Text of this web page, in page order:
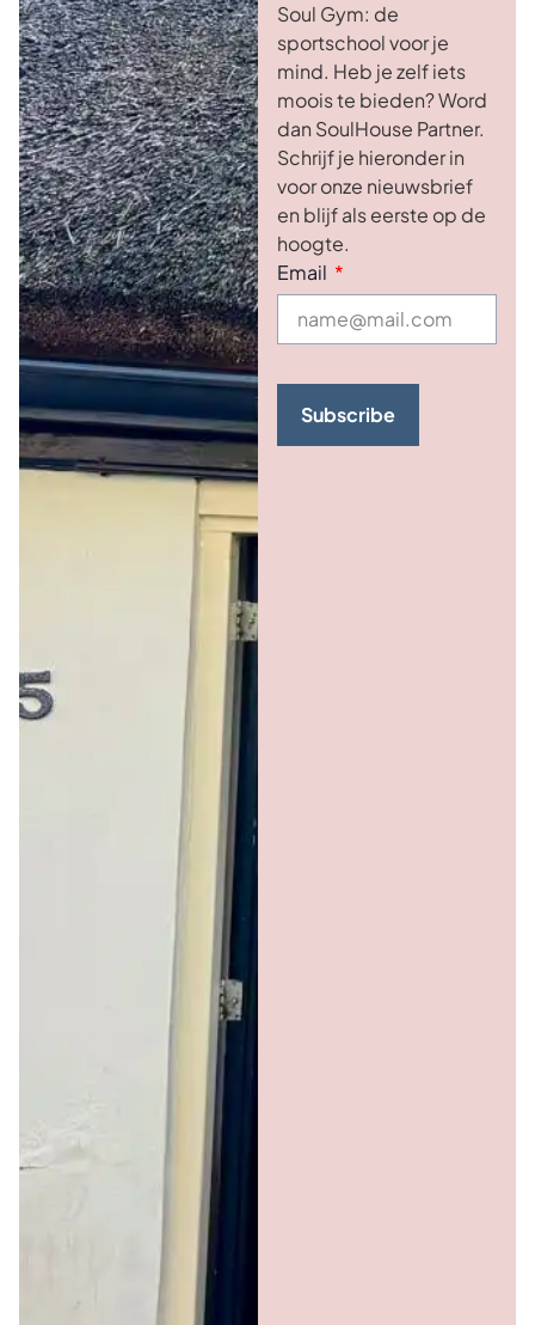
Soul Gym: de
sportschool voor je
mind. Heb je zelf iets
moois te bieden? Word
dan SoulHouse Partner.
Schrijf je hieronder in
voor onze nieuwsbrief
en blijf als eerste op de
hoogte.
Email
Subscribe